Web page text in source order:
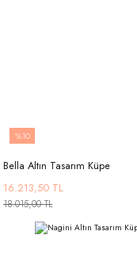
%10
Bella Altın Tasarım Küpe
16.213,50 TL
18.015,00 TL